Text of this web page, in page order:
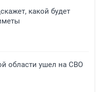
какой будет
области ушел на СВО